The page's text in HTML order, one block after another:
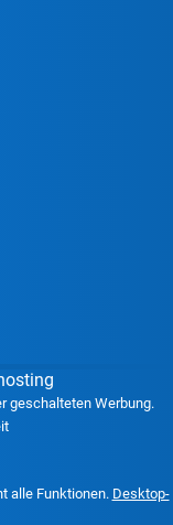
geschalteten Werbung.
alle Funktionen. Desktop-